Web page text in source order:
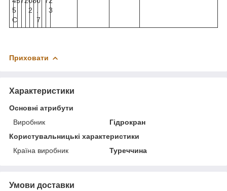
5
C
2
7
3
Приховати
Характеристики
Основні атрибути
Виробник
Гідрокран
Користувальницькі характеристики
Країна виробник
Туреччина
Умови доставки